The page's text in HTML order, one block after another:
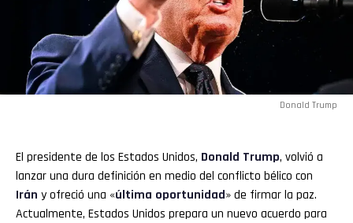
Donald Trump
El presidente de los Estados Unidos, Donald Trump, volvió a
lanzar una dura definición en medio del conflicto bélico con
Irán y ofreció una «última oportunidad» de firmar la paz.
Actualmente, Estados Unidos prepara un nuevo acuerdo para